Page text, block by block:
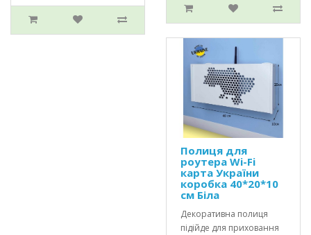
Полиця для
роутера Wi-Fi
карта України
коробка 40*20*10
см Біла
Декоративна полиця
підійде для приховання